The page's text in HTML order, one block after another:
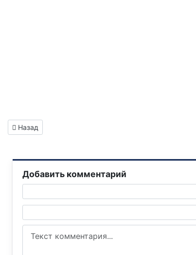
Предыдущий: Газета "Горловка.Сегодня" выпуск №286
Назад
Добавить комментарий